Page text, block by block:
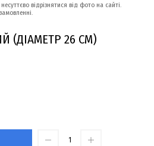
відрізнятися від фото на сайті.
(ДІАМЕТР 26 СМ)